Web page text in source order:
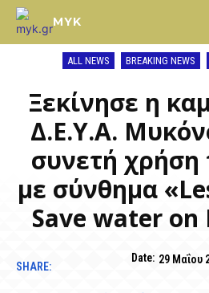
MYK
ALL NEWS BREAKING NEWS
Ξεκίνησε η
Δ.Ε.Υ.Α.
συνετή χρήση
με σύνθημα
Save water
Date: 29 Μαΐου
SHARE: